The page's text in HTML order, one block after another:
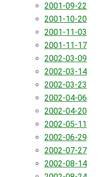
2001-09-22
2001-10-20
2001-11-03
2001-11-17
2002-03-09
2002-03-14
2002-03-23
2002-04-06
2002-04-20
2002-05-11
2002-06-29
2002-07-27
2002-08-14